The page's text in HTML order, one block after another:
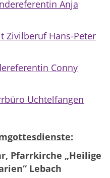
Anja
Zivilberuf Hans-Peter
Conny
Uchtelfangen
Pfarrkirche „Heilige
Lebach